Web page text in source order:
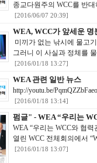
종교다원주의 WCC를 반
[2016/06/07 20:39]
WEA, WCC가 앞세운
미끼가 없는 낚시에 물고
그러니 이 사실과 정체를
[2016/01/18 13:27]
WEA 관련 일반 뉴스
http://youtu.be/
[2016/01/18 13:14]
펌글" - WEA “우리는
WEA “우리는 WCC와 협
열린 WCC 전체회의에서
[2016/01/18 13:07]